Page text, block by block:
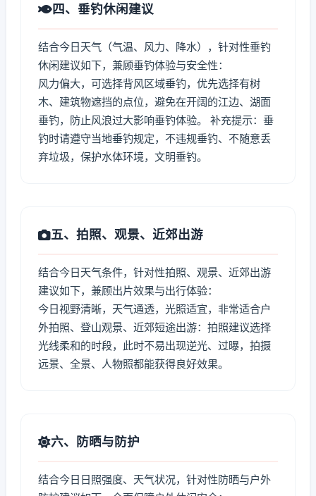
四、垂钓休闲建议
结合今日天气（气温、风力、降水），针对性垂钓
休闲建议如下，兼顾垂钓体验与安全性：
风力偏大，可选择背风区域垂钓，优先选择有树
木、建筑物遮挡的点位，避免在开阔的江边、湖面
垂钓，防止风浪过大影响垂钓体验。 补充提示：垂
钓时请遵守当地垂钓规定，不违规垂钓、不随意丢
弃垃圾，保护水体环境，文明垂钓。
五、拍照、观景、近郊出游
结合今日天气条件，针对性拍照、观景、近郊出游
建议如下，兼顾出片效果与出行体验：
今日视野清晰，天气通透，光照适宜，非常适合户
外拍照、登山观景、近郊短途出游：拍照建议选择
光线柔和的时段，此时不易出现逆光、过曝，拍摄
远景、全景、人物照都能获得良好效果。
六、防晒与防护
结合今日日照强度、天气状况，针对性防晒与户外